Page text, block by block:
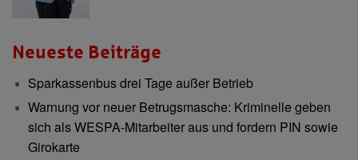
Neueste Beiträge
Sparkassenbus drei Tage außer Betrieb
Warnung vor neuer Betrugsmasche: Kriminelle geben
sich als WESPA-Mitarbeiter aus und fordern PIN sowie
Girokarte